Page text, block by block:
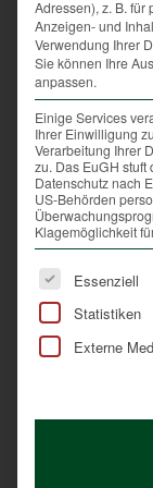
oder
Wer mit
Wiese rennen
der
des
auch an den
sowie daran,
nicht
In
Adressen), z. B.
Anzeigen- und
Verwendung Ihrer
Sie können Ihre
anpassen.
Einige Services
Ihrer Einwilligung
Verarbeitung Ihrer
zu. Das EuGH
Datenschutz nach
US-Behörden
Klagemöglichkeit
Es folgt eine
Essenziell
Statistiken
Externe